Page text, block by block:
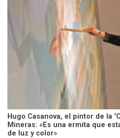
Hugo Casanova, el pintor de la
Mineras: «Es una ermita que
de luz y color»